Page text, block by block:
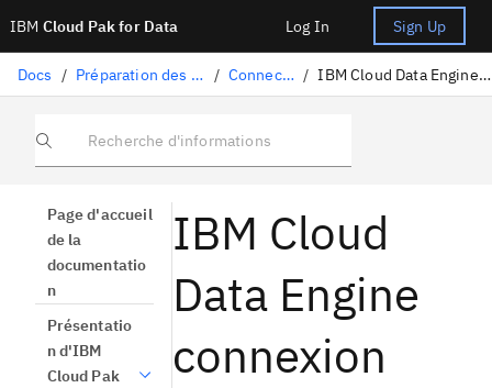
IBM Cloud Pak for Data Log In Sign Up
Docs / Préparation des données / Connecteurs / IBM Cloud Data Engine connexion
Recherche d'informations
Page d'accueil
de la
documentatio
n
Présentatio
n d'IBM
Cloud Pak
IBM Cloud
Data Engine
connexion